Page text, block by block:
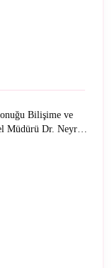
Bilişime ve
Müdürü Dr. Neyran